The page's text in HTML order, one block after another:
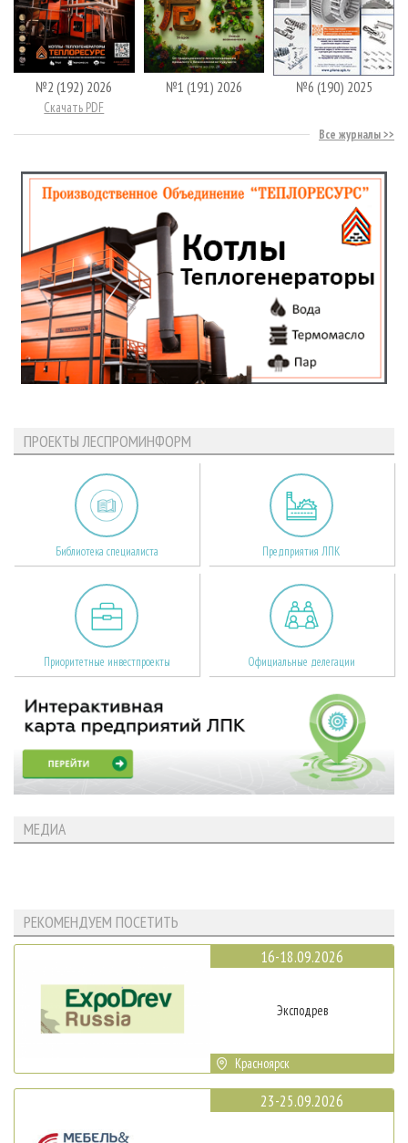
№2 (192) 2026
Скачать PDF
№1 (191) 2026 №6 (190) 2025
Все журналы
ПРОЕКТЫ ЛЕСПРОМИНФОРМ
Библиотека специалиста Предприятия ЛПК
Приоритетные инвестпроекты Официальные делегации
МЕДИА
РЕКОМЕНДУЕМ ПОСЕТИТЬ
16-18.09.2026
Эксподрев
Красноярск
23-25.09.2026